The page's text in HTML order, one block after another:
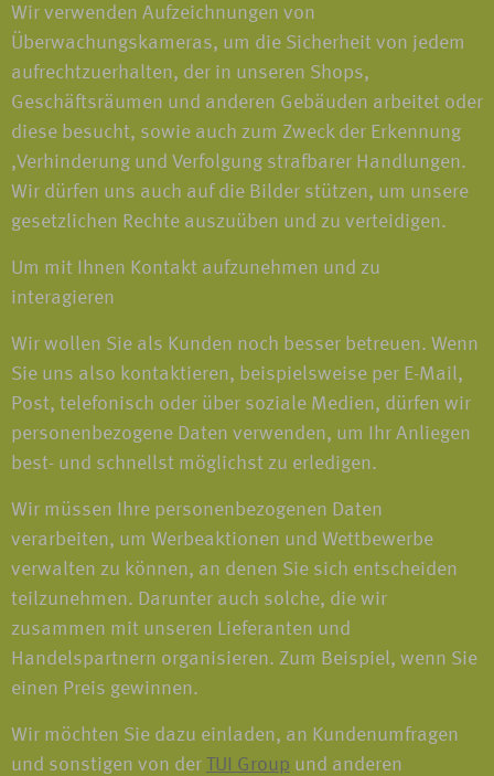
Wir verwenden Aufzeichnungen von
Überwachungskameras, um die Sicherheit von jedem
aufrechtzuerhalten, der in unseren Shops,
Geschäftsräumen und anderen Gebäuden arbeitet oder
diese besucht, sowie auch zum Zweck der Erkennung
,Verhinderung und Verfolgung strafbarer Handlungen.
Wir dürfen uns auch auf die Bilder stützen, um unsere
gesetzlichen Rechte auszuüben und zu verteidigen.
Um mit Ihnen Kontakt aufzunehmen und zu
interagieren
Wir wollen Sie als Kunden noch besser betreuen. Wenn
Sie uns also kontaktieren, beispielsweise per E-Mail,
Post, telefonisch oder über soziale Medien, dürfen wir
personenbezogene Daten verwenden, um Ihr Anliegen
best- und schnellst möglichst zu erledigen.
Wir müssen Ihre personenbezogenen Daten
verarbeiten, um Werbeaktionen und Wettbewerbe
verwalten zu können, an denen Sie sich entscheiden
teilzunehmen. Darunter auch solche, die wir
zusammen mit unseren Lieferanten und
Handelspartnern organisieren. Zum Beispiel, wenn Sie
einen Preis gewinnen.
Wir möchten Sie dazu einladen, an Kundenumfragen
und sonstigen von der TUI Group und anderen